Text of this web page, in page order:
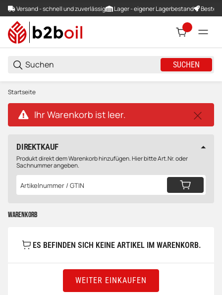
Versand - schnell und zuverlässig Lager - eigener Lagerbestand
SUCHEN
Startseite
x Ihr Warenkorb ist leer.
DIREKTKAUF
Produkt direkt dem Warenkorb hinzufügen. Hier bitte Art.Nr. oder
Sachnummer angeben.
Warenkorb
ES BEFINDEN SICH KEINE ARTIKEL IM WARENKORB.
WEITER EINKAUFEN